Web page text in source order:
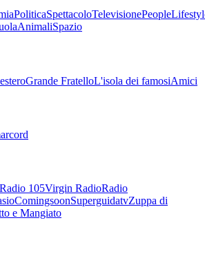
PoliticaSpettacoloTelevisionePeople
AnimaliSpazio
Grande FratelloL'isola dei famosiAmici
Radio 105Virgin RadioRadio
ComingsoonSuperguidatvZuppa di
e Mangiato